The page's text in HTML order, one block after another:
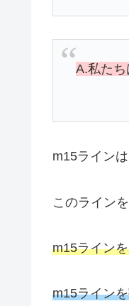
A.私たち
m15ライン
このライン
m15ライン
m15ライン